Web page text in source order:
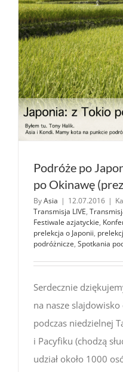
Podróże po
po Okinawę
ByAsia | 12.07.2016 |
Transmisja LIVE,
Festiwale azjatyckie,
prelekcja o Japonii,
podróżnicze, Spotkania
Serdecznie
na nasze
podczas niedzielnej
i Pacyfiku (chodzą
udział około 1000